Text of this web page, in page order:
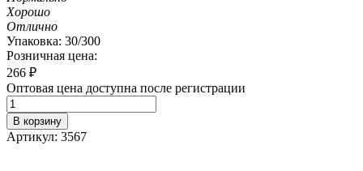
Хорошо
Отлично
Упаковка: 30/300
Розничная цена:
266 ₽
Оптовая цена доступна после регистрации
В корзину
Артикул: 3567